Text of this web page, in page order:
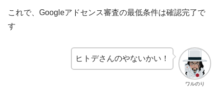
これで、Googleアドセンス審査の最低条件は確認完了で
す
ワルのり
ヒトデさんのやないかい！